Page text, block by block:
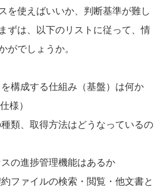
を使えばいいか、判断基準が難し
ずは、以下のリストに従って、情
がでしょうか。
構成する仕組み（基盤）は何か
様）
類、取得方法はどうなっているの
の進捗管理機能はあるか
ファイルの検索・閲覧・他文書と